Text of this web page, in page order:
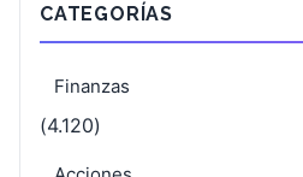
CATEGORÍAS
Finanzas
(4.120)